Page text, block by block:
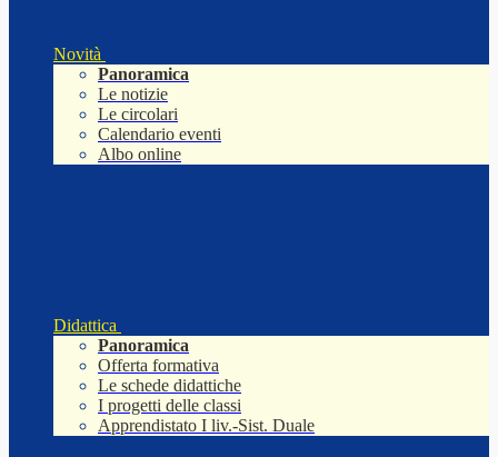
Novità
Panoramica
Le notizie
Le circolari
Calendario eventi
Albo online
Didattica
Panoramica
Offerta formativa
Le schede didattiche
I progetti delle classi
Apprendistato I liv.-Sist. Duale